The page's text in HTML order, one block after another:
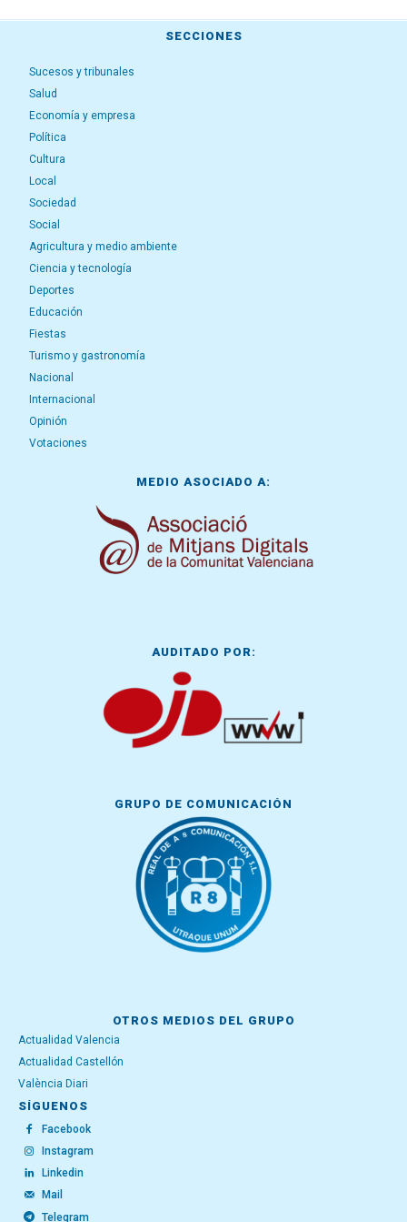
SECCIONES
Sucesos y tribunales
Salud
Economía y empresa
Política
Cultura
Local
Sociedad
Social
Agricultura y medio ambiente
Ciencia y tecnología
Deportes
Educación
Fiestas
Turismo y gastronomía
Nacional
Internacional
Opinión
Votaciones
MEDIO ASOCIADO A:
AUDITADO POR:
GRUPO DE COMUNICACIÓN
OTROS MEDIOS DEL GRUPO
Actualidad Valencia
Actualidad Castellón
València Diari
SÍGUENOS
Facebook
Instagram
Linkedin
Mail
Telegram